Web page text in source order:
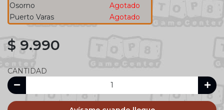
Osorno
Agotado
Puerto Varas
Agotado
$ 9.990
CANTIDAD